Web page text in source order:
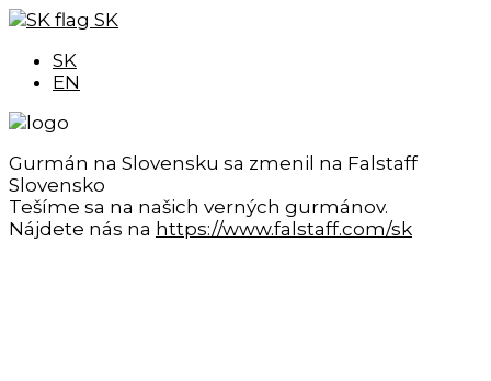
SK
SK
EN
Gurmán na Slovensku sa zmenil na Falstaff
Slovensko
Tešíme sa na našich verných gurmánov.
Nájdete nás na https://www.falstaff.com/sk